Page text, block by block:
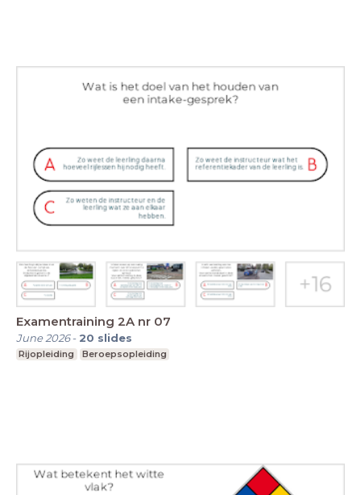
Examentraining 2A nr 07
June 2026- 20 slides
Rijopleiding Beroepsopleiding